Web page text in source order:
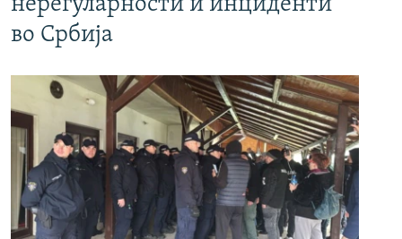
нерегуларности и инциденти
во Србија